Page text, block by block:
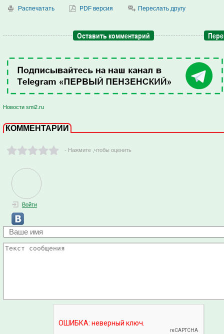
Распечатать PDF версия Переслать другу
Оставить комментарий
Новости smi2.ru
КОММЕНТАРИИ
- Нажмите ,чтобы оценить
Войти